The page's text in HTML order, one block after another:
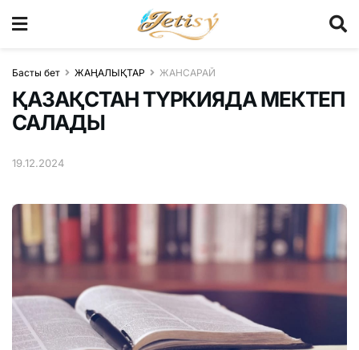
Басты бет ЖАҢАЛЫҚТАР ЖАНСАРАЙ
ҚАЗАҚСТАН ТҮРКИЯДА МЕКТЕП
САЛАДЫ
19.12.2024